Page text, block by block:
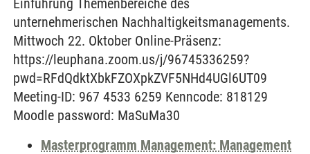
Einführung Themenbereiche des
unternehmerischen Nachhaltigkeitsmanagements.
Mittwoch 22. Oktober Online-Präsenz:
https://leuphana.zoom.us/j/96745336259?
pwd=RFdQdktXbkFZOXpkZVF5NHd4UGl6UT09
Meeting-ID: 967 4533 6259 Kenncode: 818129
Moodle password: MaSuMa30
Masterprogramm Management: Management